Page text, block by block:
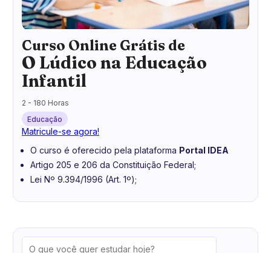
Curso Online Grátis de
O Lúdico na Educação
Infantil
2 - 180 Horas
Educação
Matricule-se agora!
O curso é oferecido pela plataforma Portal IDEA
Artigo 205 e 206 da Constituição Federal;
Lei Nº 9.394/1996 (Art. 1º);